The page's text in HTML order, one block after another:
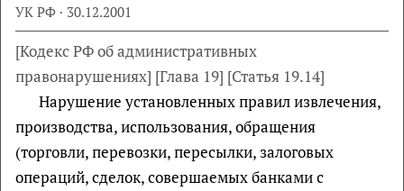
УК РФ · 30.12.2001
[Кодекс РФ об административных
правонарушениях] [Глава 19] [Статья 19.14]
Нарушение установленных правил извлечения,
производства, использования, обращения
(торговли, перевозки, пересылки, залоговых
операций, сделок, совершаемых банками с